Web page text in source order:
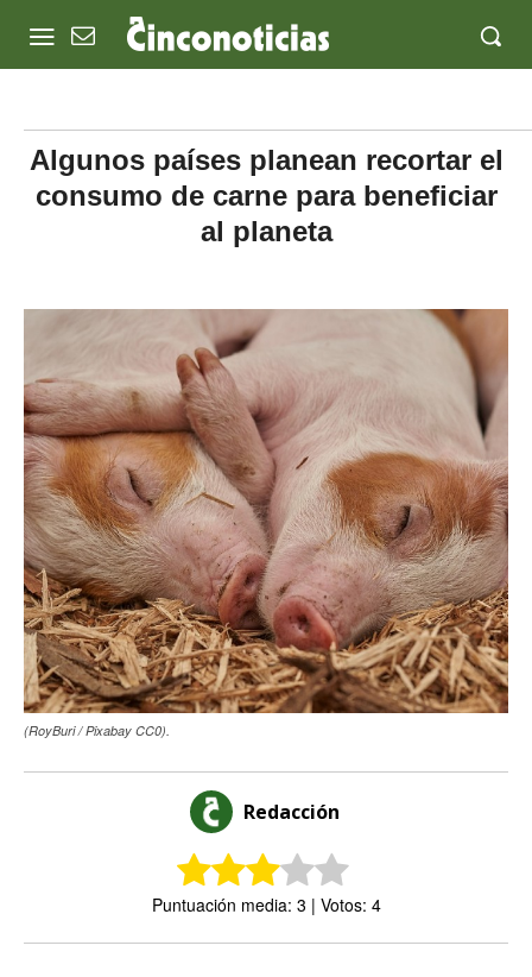
Algunos países planean recortar el
consumo de carne para beneficiar
al planeta
(RoyBuri / Pixabay CC0).
Redacción
Puntuación media: 3 | Votos: 4